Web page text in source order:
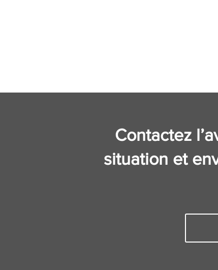
Contactez
situation et